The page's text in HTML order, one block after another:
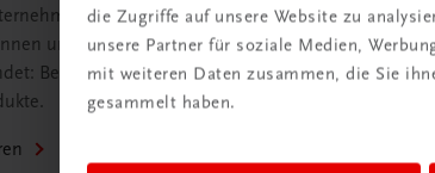
die Zugriffe auf unsere Website zu
unsere Partner für soziale Medien,
mit weiteren Daten zusammen, die Sie
gesammelt haben.
mit 80
und Mitarbeitern, die
Begeisterung für